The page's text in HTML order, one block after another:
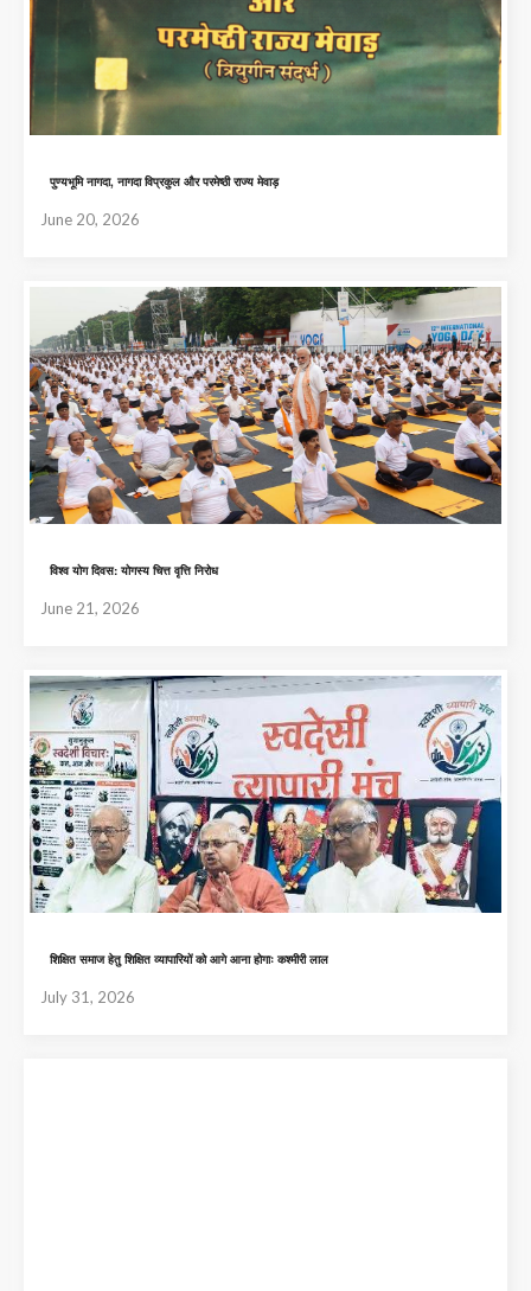
पुण्यभूमि नागदा, नागदा विप्रकुल और परमेष्ठी राज्य मेवाड़
June 20, 2026
विश्व योग दिवस: योगस्य चित्त वृत्ति निरोध
June 21, 2026
शिक्षित समाज हेतु शिक्षित व्यापारियों को आगे आना होगाः कश्मीरी लाल
July 31, 2026